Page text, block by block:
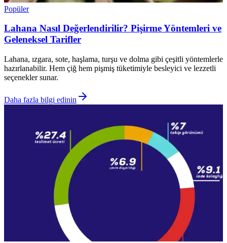
Popüler
Lahana Nasıl Değerlendirilir? Pişirme Yöntemleri ve
Geleneksel Tarifler
Lahana, ızgara, sote, haşlama, turşu ve dolma gibi çeşitli yöntemlerle
hazırlanabilir. Hem çiğ hem pişmiş tüketimiyle besleyici ve lezzetli
seçenekler sunar.
Daha fazla bilgi edinin